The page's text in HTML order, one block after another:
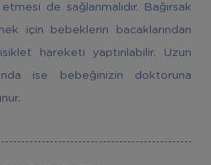
de sağlanmalıdır. Bağırsak
için bebeklerin bacaklarından
hareketi yaptırılabilir. Uzun
ise bebeğinizin doktoruna